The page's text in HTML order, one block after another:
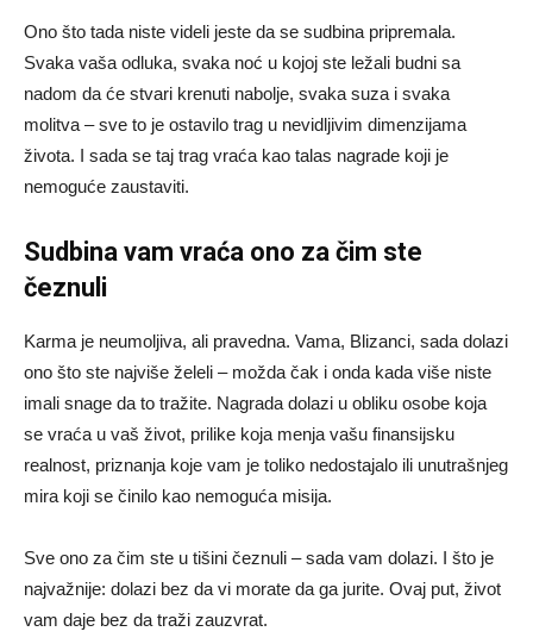
Ono što tada niste videli jeste da se sudbina pripremala.
Svaka vaša odluka, svaka noć u kojoj ste ležali budni sa
nadom da će stvari krenuti nabolje, svaka suza i svaka
molitva – sve to je ostavilo trag u nevidljivim dimenzijama
života. I sada se taj trag vraća kao talas nagrade koji je
nemoguće zaustaviti.
Sudbina vam vraća ono za čim ste
čeznuli
Karma je neumoljiva, ali pravedna. Vama, Blizanci, sada dolazi
ono što ste najviše želeli – možda čak i onda kada više niste
imali snage da to tražite. Nagrada dolazi u obliku osobe koja
se vraća u vaš život, prilike koja menja vašu finansijsku
realnost, priznanja koje vam je toliko nedostajalo ili unutrašnjeg
mira koji se činilo kao nemoguća misija.
Sve ono za čim ste u tišini čeznuli – sada vam dolazi. I što je
najvažnije: dolazi bez da vi morate da ga jurite. Ovaj put, život
vam daje bez da traži zauzvrat.